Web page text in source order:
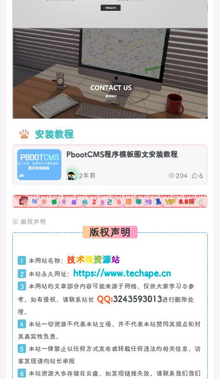
安装教程
PbootCMS程序模板图文安装教程
2年前 204 6
广告
© 版权声明
版权声明
1 本网站名称： 技术猿资源站
2 本站永久网址： https://www.techape.cn
3
本网站的文章部分内容可能来源于网络，仅供大家学习与参
考，如有侵权，请联系站长 QQ:3243593013进行删除处
理。
4
本站一切资源不代表本站立场，并不代表本站赞同其观点和对
其真实性负责。
5
本站一律禁止以任何方式发布或转载任何违法的相关信息，访
客发现请向站长举报
6
本站资源大多存储在云盘，如发现链接失效，请联系我们我们